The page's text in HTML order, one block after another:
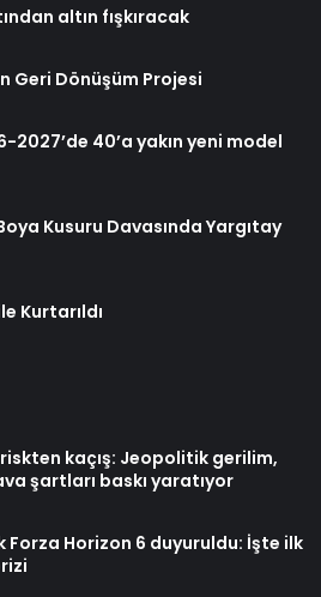
altın fışkıracak
Geri Dönüşüm Projesi
40’a yakın yeni model
Kusuru Davasında Yargıtay
Kurtarıldı
kaçış: Jeopolitik gerilim,
şartları baskı yaratıyor
Forza Horizon 6 duyuruldu: İşte ilk